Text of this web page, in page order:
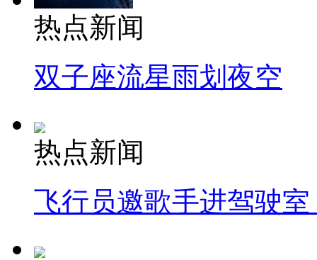
热点新闻
双子座流星雨划夜空
热点新闻
飞行员邀歌手进驾驶